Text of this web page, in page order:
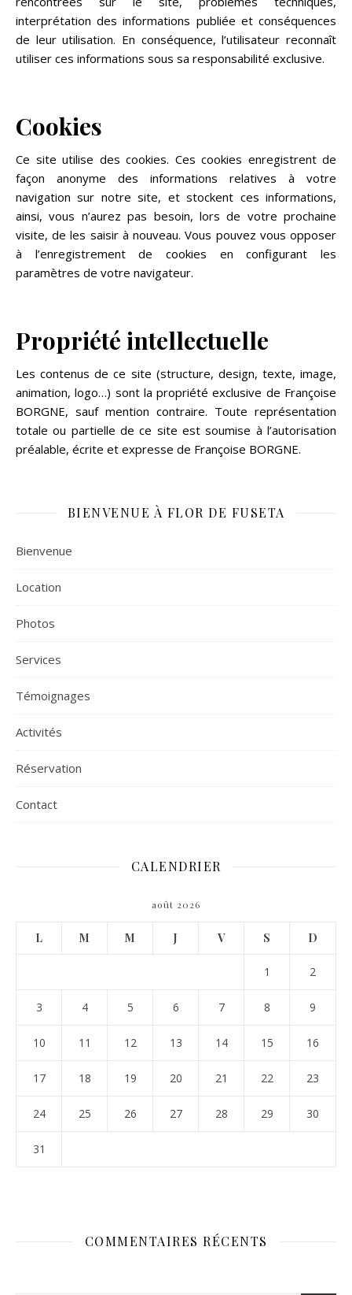
interprétation des informations publiée et conséquences
de leur utilisation. En conséquence, l’utilisateur reconnaît
utiliser ces informations sous sa responsabilité exclusive.
Cookies
Ce site utilise des cookies. Ces cookies enregistrent de
façon anonyme des informations relatives à votre
navigation sur notre site, et stockent ces informations,
ainsi, vous n’aurez pas besoin, lors de votre prochaine
visite, de les saisir à nouveau. Vous pouvez vous opposer
à l’enregistrement de cookies en configurant les
paramètres de votre navigateur.
Propriété intellectuelle
Les contenus de ce site (structure, design, texte, image,
animation, logo…) sont la propriété exclusive de Françoise
BORGNE, sauf mention contraire. Toute représentation
totale ou partielle de ce site est soumise à l’autorisation
préalable, écrite et expresse de Françoise BORGNE.
BIENVENUE À FLOR DE FUSETA
Bienvenue
Location
Photos
Services
Témoignages
Activités
Réservation
Contact
CALENDRIER
août 2026
L M M J V S D
1 2
3 4 5 6 7 8 9
10 11 12 13 14 15 16
17 18 19 20 21 22 23
24 25 26 27 28 29 30
31
COMMENTAIRES RÉCENTS